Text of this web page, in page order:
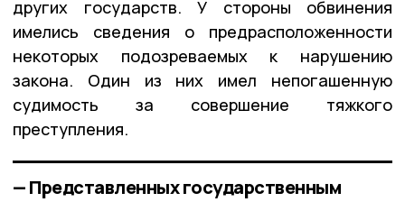
других государств. У стороны обвинения
имелись сведения о предрасположенности
некоторых подозреваемых к нарушению
закона. Один из них имел непогашенную
судимость за совершение тяжкого
преступления.
— Представленных государственным